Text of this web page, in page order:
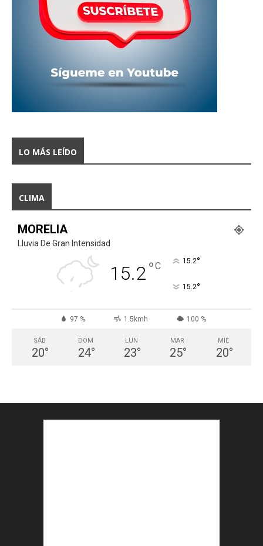
LO MÁS LEÍDO
CLIMA
MORELIA
Lluvia De Gran Intensidad
15.2°C 15.2°
15.2°
97 % 1.5kmh 100 %
SÁB
20°
DOM
24°
LUN
23°
MAR
25°
MIÉ
20°